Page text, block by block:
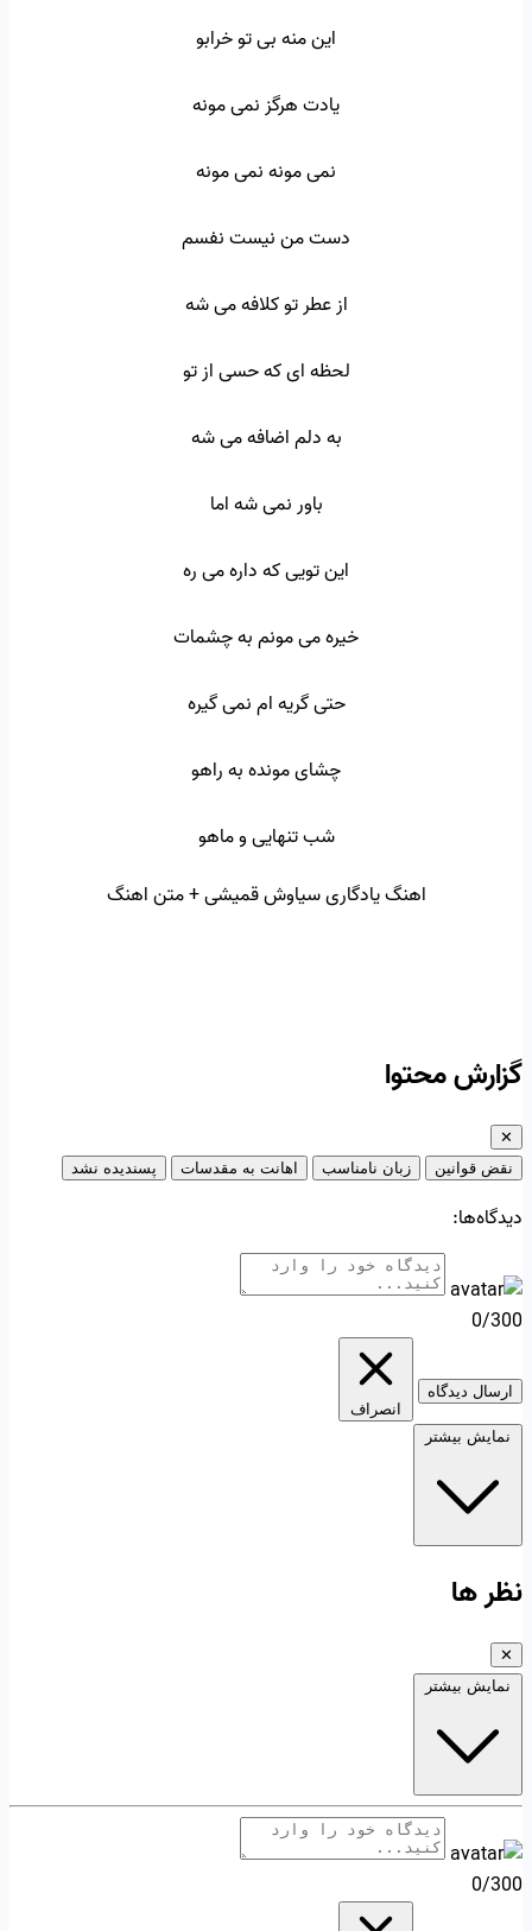
این منه بی تو خرابو
یادت هرگز نمی مونه
نمی مونه نمی مونه
دست من نیست نفسم
از عطر تو کلافه می شه
لحظه ای که حسی از تو
به دلم اضافه می شه
باور نمی شه اما
این تویی که داره می ره
خیره می مونم به چشمات
حتی گریه ام نمی گیره
چشای مونده به راهو
شب تنهایی و ماهو
اهنگ یادگاری سیاوش قمیشی + متن اهنگ
گزارش محتوا
✕
نقض قوانین
زبان نامناسب اهانت به مقدسات پسندیده نشد
دیدگاه‌ها:
0/300
ارسال دیدگاه
انصراف
نمایش بیشتر
نظر ها
✕
نمایش بیشتر
0/300